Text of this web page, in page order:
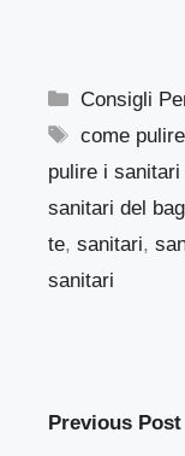
Categorie
Consigli
Tag
come
pulire i sanitari
sanitari del
te, sanitari,
sanitari
Previous Post